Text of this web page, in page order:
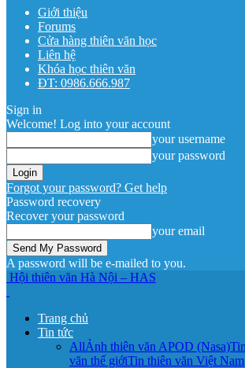
Giới thiệu
Forums
Cửa hàng thiên văn học
Liên hệ
Khóa học thiên văn
ĐT: 0986.666.987
Sign in
Welcome! Log into your account
your username
your password
Forgot your password? Get help
Password recovery
Recover your password
your email
A password will be e-mailed to you.
Hội thiên văn Hà Nội – HAS
Trang chủ
Tin tức
AllẢnh thiên văn APOD (Nasa)
văn thế giớiTin thiên văn Việt Nam